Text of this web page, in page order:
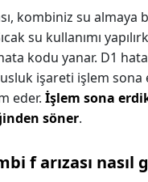
kombiniz su almaya
su kullanımı
kodu yanar. D1
işareti işlem
eder. İşlem sona
söner.
f arızası nasıl